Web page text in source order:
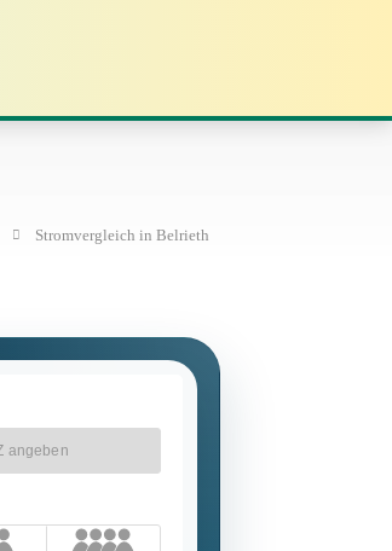
Stromvergleich in Belrieth